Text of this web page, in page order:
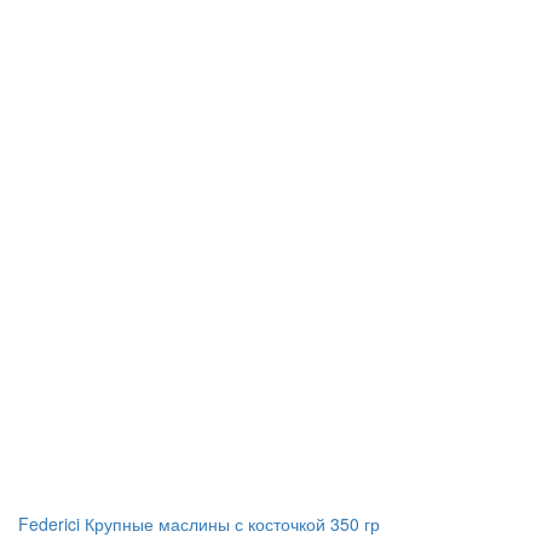
Federici Крупные маслины с косточкой 350 гр